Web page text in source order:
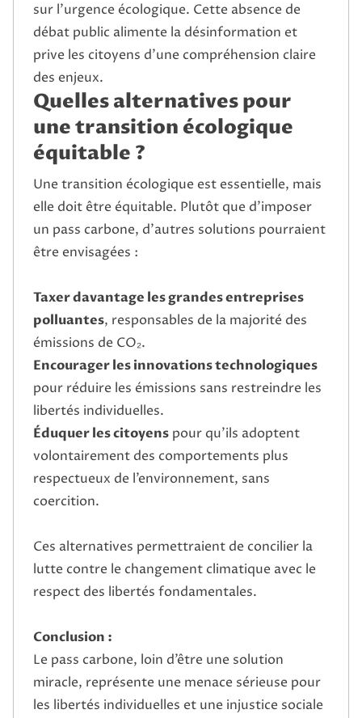
sur l’urgence écologique. Cette absence de
débat public alimente la désinformation et
prive les citoyens d’une compréhension claire
des enjeux.
Quelles alternatives pour
une transition écologique
équitable ?
Une transition écologique est essentielle, mais
elle doit être équitable. Plutôt que d’imposer
un pass carbone, d’autres solutions pourraient
être envisagées :
Taxer davantage les grandes entreprises
polluantes, responsables de la majorité des
émissions de CO₂.
Encourager les innovations technologiques
pour réduire les émissions sans restreindre les
libertés individuelles.
Éduquer les citoyens pour qu’ils adoptent
volontairement des comportements plus
respectueux de l’environnement, sans
coercition.
Ces alternatives permettraient de concilier la
lutte contre le changement climatique avec le
respect des libertés fondamentales.
Conclusion :
Le pass carbone, loin d’être une solution
miracle, représente une menace sérieuse pour
les libertés individuelles et une injustice sociale